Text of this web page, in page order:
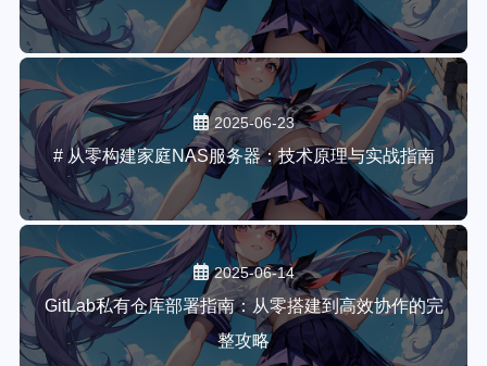
2025-06-23
# 从零构建家庭NAS服务器：技术原理与实战指南
2025-06-14
GitLab私有仓库部署指南：从零搭建到高效协作的完
整攻略